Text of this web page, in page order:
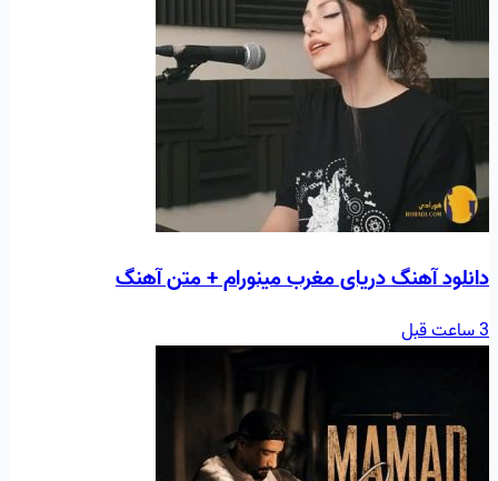
دانلود آهنگ دریای مغرب مینورام + متن آهنگ
3 ساعت قبل